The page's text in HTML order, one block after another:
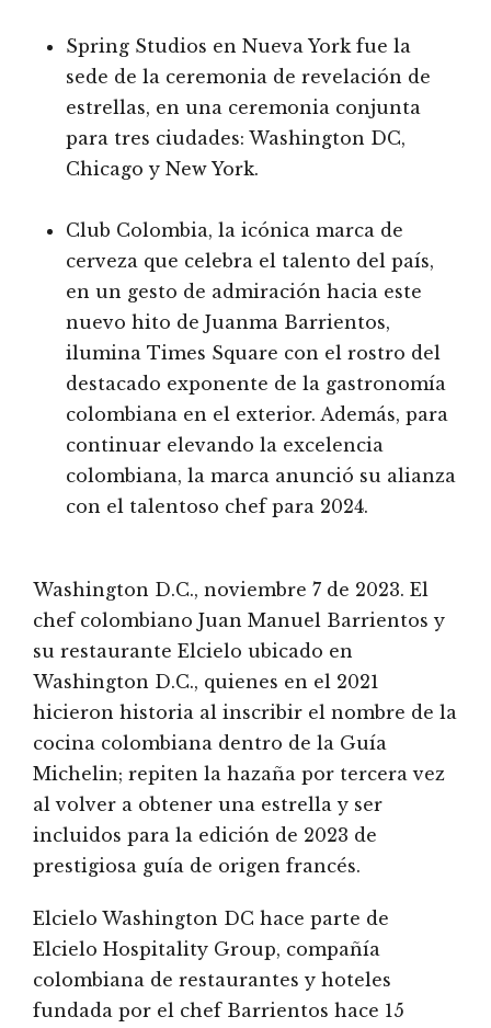
Spring Studios en Nueva York fue la
sede de la ceremonia de revelación de
estrellas, en una ceremonia conjunta
para tres ciudades: Washington DC,
Chicago y New York.
Club Colombia, la icónica marca de
cerveza que celebra el talento del país,
en un gesto de admiración hacia este
nuevo hito de Juanma Barrientos,
ilumina Times Square con el rostro del
destacado exponente de la gastronomía
colombiana en el exterior. Además, para
continuar elevando la excelencia
colombiana, la marca anunció su alianza
con el talentoso chef para 2024.
Washington D.C., noviembre 7 de 2023. El
chef colombiano Juan Manuel Barrientos y
su restaurante Elcielo ubicado en
Washington D.C., quienes en el 2021
hicieron historia al inscribir el nombre de la
cocina colombiana dentro de la Guía
Michelin; repiten la hazaña por tercera vez
al volver a obtener una estrella y ser
incluidos para la edición de 2023 de
prestigiosa guía de origen francés.
Elcielo Washington DC hace parte de
Elcielo Hospitality Group, compañía
colombiana de restaurantes y hoteles
fundada por el chef Barrientos hace 15